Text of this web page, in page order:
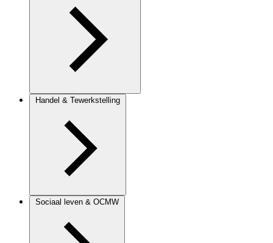
Handel & Tewerkstelling
Sociaal leven & OCMW